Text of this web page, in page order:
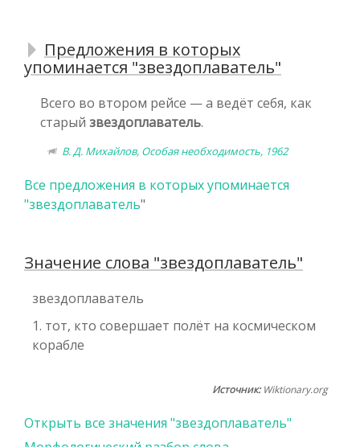
Предложения в которых
упоминается "звездоплаватель"
Всего во втором рейсе — а ведёт себя, как
старый звездоплаватель.
В. Д. Михайлов, Особая необходимость, 1962
Все предложения в которых упоминается
"звездоплаватель"
Значение слова "звездоплаватель"
звездоплаватель
1. тот, кто совершает полёт на космическом
корабле
Источник:Wiktionary.org
Открыть все значения "звездоплаватель"